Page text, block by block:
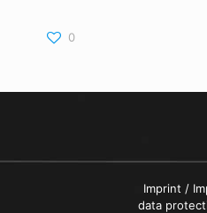
0
Imprint /
data